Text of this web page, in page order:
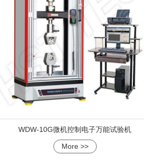
WDW-10G微机控制电子万能试验机
More >>